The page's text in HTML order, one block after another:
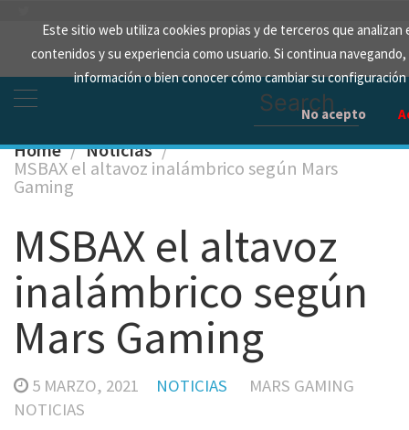
Este sitio web utiliza cookies propias y de terceros que
contenidos y su experiencia como usuario. Si continua
información o bien conocer cómo cambiar su
No acepto
content
Search
for:
Home Noticias
MSBAX el altavoz inalámbrico según Mars
Gaming
MSBAX el altavoz
inalámbrico según
Mars Gaming
5 MARZO, 2021 NOTICIAS
MARS GAMING
NOTICIAS